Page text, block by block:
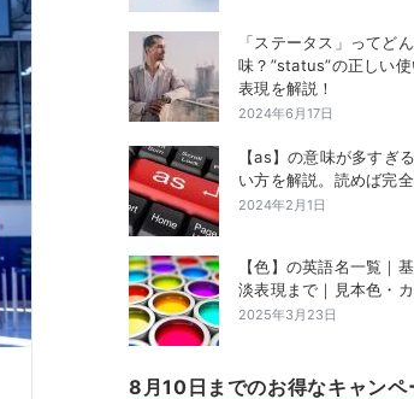
「ステータス」ってど
味？”status”の正しい使
表現を解説！
2024年6月17日
【as】の意味が多すぎ
い方を解説。読めば完全
2024年2月1日
【色】の英語名一覧｜
淡表現まで｜見本色・
2025年3月23日
8月10日までのお得なキャンペ